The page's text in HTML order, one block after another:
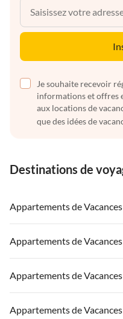
Je souhaite recevoir
informations et offres
aux locations de
que des idées de
Destinations de
Appartements de
Appartements de Vacances à
Appartements de Vacances à
Appartements de Vacances à Paris
Appartements de
Appartements de Vacances à
Appartements de Vacances à
Appartements de Vacances à Paris
Appartements de
Appartements de Vacances à
Appartements de